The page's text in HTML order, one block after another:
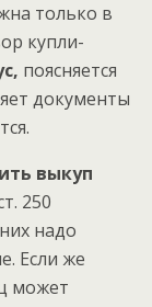
только в
купли-
поясняется
документы
выкуп
250
надо
Если же
может